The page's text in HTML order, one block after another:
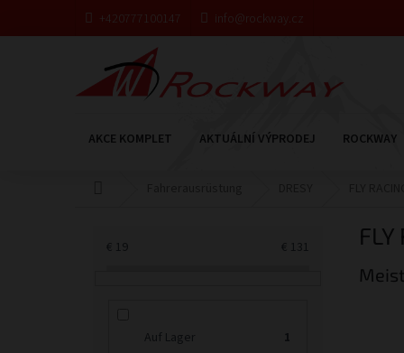
springen
+420777100147 info@rockway.cz
AKCE KOMPLET AKTUÁLNÍ VÝPRODEJ ROCKWAY
€ 19 € 131
Auf Lager 1
FLY